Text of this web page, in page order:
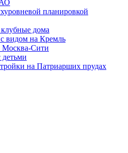
планировкой
дома
видом на Кремль
Москва-Сити
на Патриарших прудах